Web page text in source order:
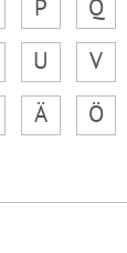
P Q
U V
Ä Ö